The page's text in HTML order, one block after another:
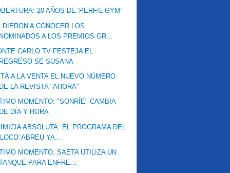
20 AÑOS DE 'PERFIL GYM'
DIERON A CONOCER LOS
A LOS PREMIOS GR...
CARLO TV FESTEJA EL
SE SUSANA
A LA VENTA EL NUEVO NÚMERO
LA REVISTA "AHORA"
MOMENTO: "SONRÍE" CAMBIA
DÍA Y HORA
ABSOLUTA: EL PROGRAMA DEL
ABREU YA...
MOMENTO: SAETA UTILIZA UN
PARA ENFRE...